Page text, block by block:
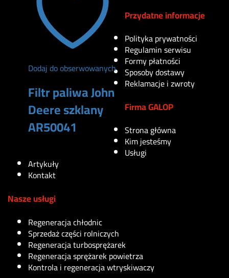
Dodaj do obserwowanych
Filtr paliwa John
Deere szklany
AR50041
Przydatne informacje
Polityka prywatności
Regulamin serwisu
Formy płatności
Sposoby dostawy
Reklamacje i zwroty
Firma GALOP
Strona główna
Kim jesteśmy
Usługi
Artykuły
Kontakt
Nasze usługi
Regeneracja chłodnic
Sprzedaż części rolniczych
Regeneracja turbosprężarek
Regeneracja sprężarek powietrza
Kontrola i regeneracja wtryskiwaczy